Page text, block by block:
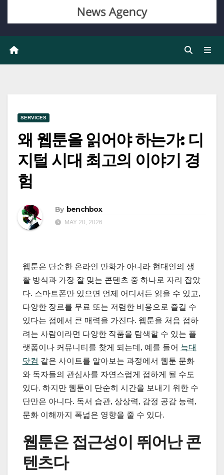
SERVICES
왜 웹툰을 읽어야 하는가: 디
지털 시대 최고의 이야기 경
험
By benchbox
MAY 20, 2026
웹툰은 단순한 온라인 만화가 아니라 현대인의 생
활 방식과 가장 잘 맞는 콘텐츠 중 하나로 자리 잡았
다. 스마트폰만 있으면 언제 어디서든 읽을 수 있고,
다양한 장르를 무료 또는 저렴한 비용으로 즐길 수
있다는 점에서 큰 매력을 가진다. 웹툰을 처음 접하
려는 사람이라면 다양한 작품을 탐색할 수 있는 플
랫폼이나 커뮤니티를 찾게 되는데, 예를 들어 늑대
닷컴 같은 사이트를 알아보는 과정에서 웹툰 문화
와 독자들의 관심사를 자연스럽게 접하게 될 수도
있다. 하지만 웹툰이 단순히 시간을 보내기 위한 수
단만은 아니다. 독서 습관, 상상력, 감정 공감 능력,
문화 이해까지 폭넓은 영향을 줄 수 있다.
웹툰은 접근성이 뛰어난 콘
텐츠다